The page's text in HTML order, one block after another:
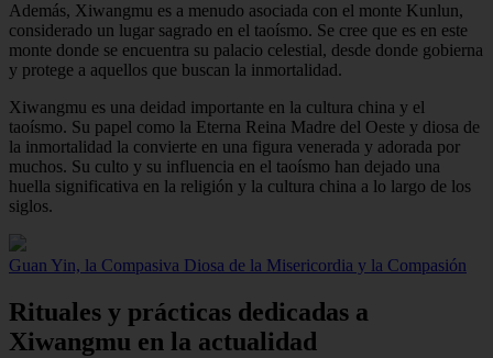
Además, Xiwangmu es a menudo asociada con el monte Kunlun,
considerado un lugar sagrado en el taoísmo. Se cree que es en este
monte donde se encuentra su palacio celestial, desde donde gobierna
y protege a aquellos que buscan la inmortalidad.
Xiwangmu es una deidad importante en la cultura china y el
taoísmo. Su papel como la Eterna Reina Madre del Oeste y diosa de
la inmortalidad la convierte en una figura venerada y adorada por
muchos. Su culto y su influencia en el taoísmo han dejado una
huella significativa en la religión y la cultura china a lo largo de los
siglos.
Guan Yin, la Compasiva Diosa de la Misericordia y la Compasión
Rituales y prácticas dedicadas a
Xiwangmu en la actualidad